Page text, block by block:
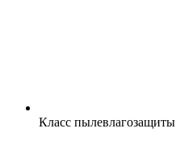
Класс пылевлагозащиты